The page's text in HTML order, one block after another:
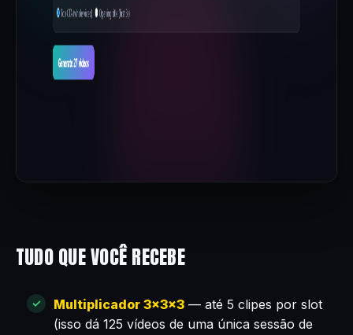
TUDO QUE VOCÊ RECEBE
Multiplicador 3×3×3 — até 5 clipes por slot
(isso dá 125 vídeos de uma única sessão de